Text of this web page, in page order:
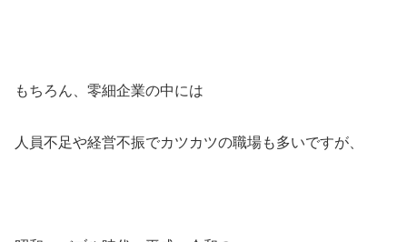
もちろん、零細企業の中には
人員不足や経営不振でカツカツの職場も多いですが、